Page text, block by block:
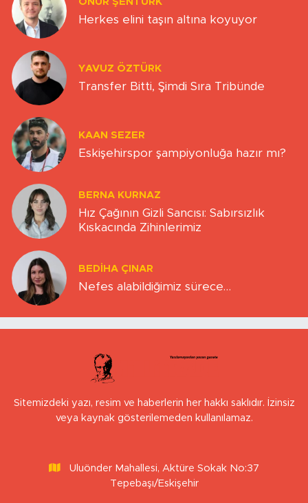
Herkes elini taşın altına koyuyor
YAVUZ ÖZTÜRK
Transfer Bitti, Şimdi Sıra Tribünde
KAAN SEZER
Eskişehirspor şampiyonluğa hazır mı?
BERNA KURNAZ
Hız Çağının Gizli Sancısı: Sabırsızlık
Kıskacında Zihinlerimiz
BEDIHA ÇINAR
Nefes alabildiğimiz sürece…
Sitemizdeki yazı, resim ve haberlerin her hakkı saklıdır. İzinsiz
veya kaynak gösterilemeden kullanılamaz.
Uluönder Mahallesi, Aktüre Sokak No:37
Tepebaşı/Eskişehir